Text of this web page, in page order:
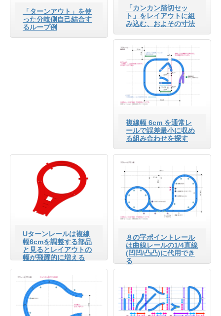
「ターンアウト」を使
った分岐側自己結合す
るループ例
「カンカン踏切セッ
ト」をレイアウトに組
み込む、およその寸法
複線幅 6cm を通常レ
ールで誤差最小に収め
る組み合わせを探す
Uターンレールは複線
幅6cmを調整する部品
と見るとレイアウトの
幅が飛躍的に増える
８の字ポイントレール
は曲線レールの1/4直線
(凹凹/凸凸)に代用でき
る